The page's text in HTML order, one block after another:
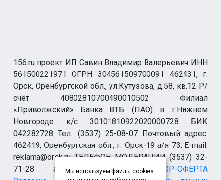
156.ru проект ИП Савин Владимир Валерьевич ИНН
561500221971 ОГРН 304561509700091 462431, г.
Орск, Оренбургской обл., ул.Кутузова, д.58, кв.12 Р/
счёт 40802810700490010502 Филиал
«Приволжский» Банка ВТБ (ПАО) в г.Нижнем
Новгороде к/с 30101810922020000728 БИК
042282728 Тел.: (3537) 25-08-07 Почтовый адрес:
462419, Оренбургская обл., г. Орск-19 а/я 73, E-mail:
reklama@orsk.ru ТЕЛЕФОН МОДЕРАЦИИ (3537) 32-
71-28 allsupport@orsk.ruДОГОВОР-ОФЕРТА
Мы используем файлы cookies